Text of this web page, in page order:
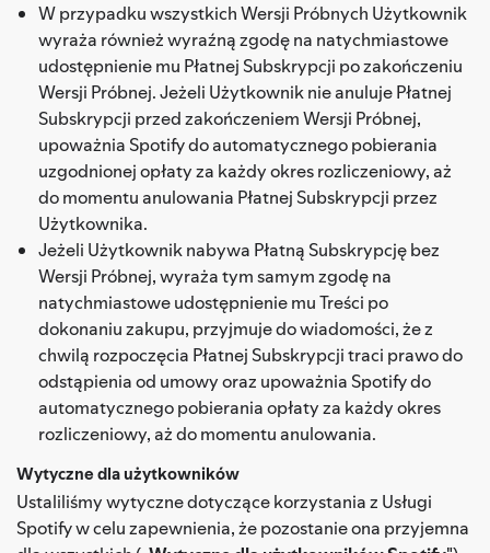
W przypadku wszystkich Wersji Próbnych Użytkownik
wyraża również wyraźną zgodę na natychmiastowe
udostępnienie mu Płatnej Subskrypcji po zakończeniu
Wersji Próbnej. Jeżeli Użytkownik nie anuluje Płatnej
Subskrypcji przed zakończeniem Wersji Próbnej,
upoważnia Spotify do automatycznego pobierania
uzgodnionej opłaty za każdy okres rozliczeniowy, aż
do momentu anulowania Płatnej Subskrypcji przez
Użytkownika.
Jeżeli Użytkownik nabywa Płatną Subskrypcję bez
Wersji Próbnej, wyraża tym samym zgodę na
natychmiastowe udostępnienie mu Treści po
dokonaniu zakupu, przyjmuje do wiadomości, że z
chwilą rozpoczęcia Płatnej Subskrypcji traci prawo do
odstąpienia od umowy oraz upoważnia Spotify do
automatycznego pobierania opłaty za każdy okres
rozliczeniowy, aż do momentu anulowania.
Wytyczne dla użytkowników
Ustaliliśmy wytyczne dotyczące korzystania z Usługi
Spotify w celu zapewnienia, że pozostanie ona przyjemna